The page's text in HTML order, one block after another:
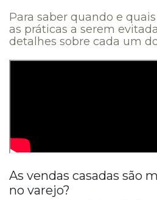
Para saber quando e
as práticas a serem
detalhes sobre cada um
As vendas casadas são
no varejo?